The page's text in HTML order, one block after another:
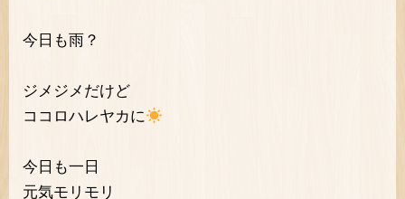
今日も雨？
ジメジメだけど
ココロハレヤカに
今日も一日
元気モリモリ